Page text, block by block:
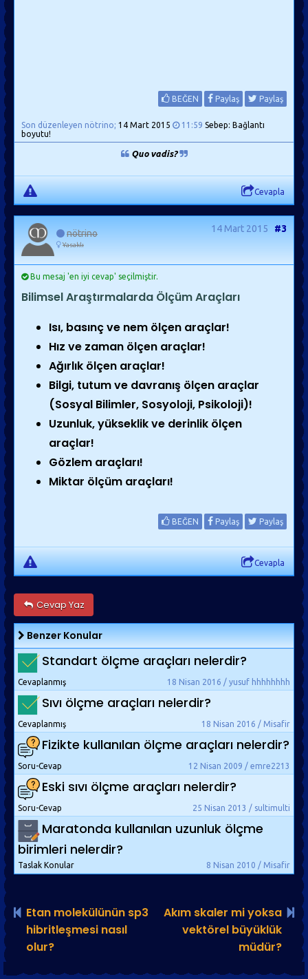
BEĞEN Paylaş Paylaş
Son düzenleyen nötrino; 14 Mart 2015 11:59 Sebep: Bağlantı
boyutu!
Quo vadis?
Cevapla
nötrino
Yasaklı
14 Mart 2015 #3
Bu mesaj 'en iyi cevap' seçilmiştir.
Bilimsel Araştırmalarda Ölçüm Araçları
Isı, basınç ve nem ölçen araçlar!
Hız ve zaman ölçen araçlar!
Ağırlık ölçen araçlar!
Bilgi, tutum ve davranış ölçen araçlar
(Sosyal Bilimler, Sosyoloji, Psikoloji)!
Uzunluk, yükseklik ve derinlik ölçen
araçlar!
Gözlem araçları!
Miktar ölçüm araçları!
BEĞEN Paylaş Paylaş
Cevapla
Cevap Yaz
Benzer Konular
Standart ölçme araçları nelerdir?
18 Nisan 2016 / yusuf hhhhhhhh
Cevaplanmış
Sıvı ölçme araçları nelerdir?
18 Nisan 2016 / Misafir
Cevaplanmış
Fizikte kullanılan ölçme araçları nelerdir?
12 Nisan 2009 / emre2213
Soru-Cevap
Eski sıvı ölçme araçları nelerdir?
25 Nisan 2013 / sultimulti
Soru-Cevap
Maratonda kullanılan uzunluk ölçme
birimleri nelerdir?
8 Nisan 2010 / Misafir
Taslak Konular
Etan molekülünün sp3
hibritleşmesi nasıl
olur?
Akım skaler mi yoksa
vektörel büyüklük
müdür?